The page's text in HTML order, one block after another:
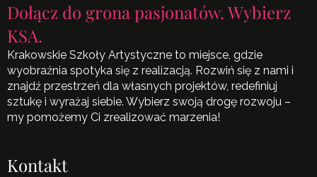
Dołącz do grona pasjonatów. Wybierz
KSA.
Krakowskie Szkoły Artystyczne to miejsce, gdzie
wyobraźnia spotyka się z realizacją. Rozwiń się z nami i
znajdź przestrzeń dla własnych projektów, redefiniuj
sztukę i wyrażaj siebie. Wybierz swoją drogę rozwoju –
my pomożemy Ci zrealizować marzenia!
Kontakt